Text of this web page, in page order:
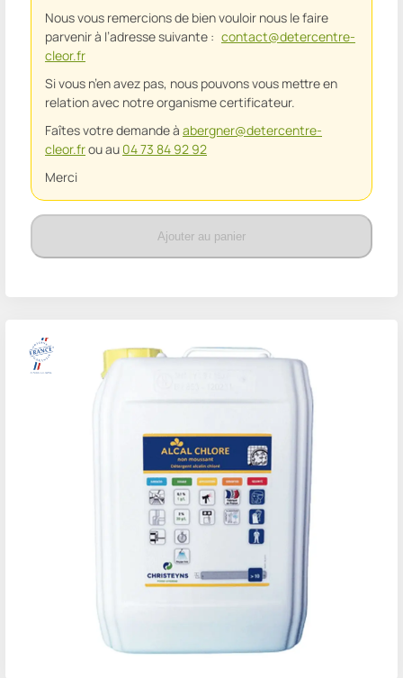
Nous vous remercions de bien vouloir nous le faire
parvenir à l’adresse suivante : contact@detercentre-
cleor.fr
Si vous n’en avez pas, nous pouvons vous mettre en
relation avec notre organisme certificateur.
Faîtes votre demande à abergner@detercentre-
cleor.frou au 04 73 84 92 92
Merci
Ajouter au panier